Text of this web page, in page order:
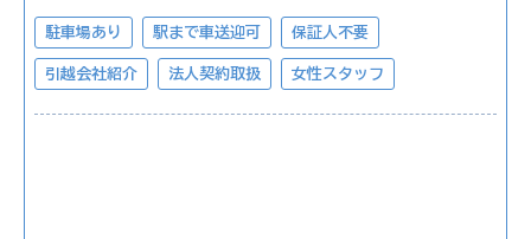
駐車場あり 駅まで車送迎可 保証人不要
引越会社紹介 法人契約取扱 女性スタッフ